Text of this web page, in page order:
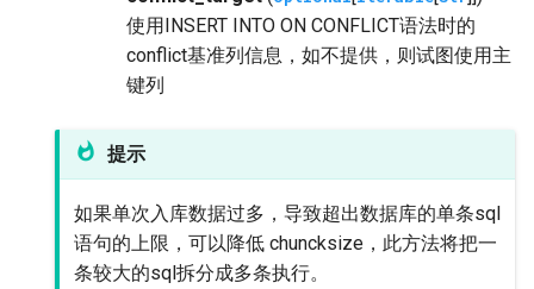
使用INSERT INTO ON CONFLICT语法时的
conflict基准列信息，如不提供，则试图使用主
键列
提示
如果单次入库数据过多，导致超出数据库的单条sql
语句的上限，可以降低 chuncksize，此方法将把一
条较大的sql拆分成多条执行。